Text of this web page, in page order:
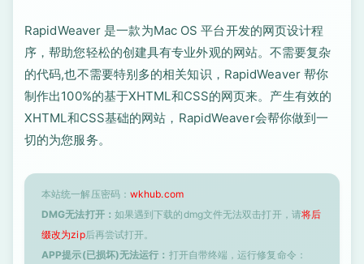
RapidWeaver 是一款为Mac OS 平台开发的网页设计程
序，帮助您轻松的创建具有专业外观的网站。不需要复杂
的代码,也不需要特别多的相关知识，RapidWeaver 帮你
制作出100%的基于XHTML和CSS的网页来。产生有效的
XHTML和CSS基础的网站，RapidWeaver会帮你做到一
切的为您服务。
本站统一解压密码： wkhub.com
DMG无法打开： 如果遇到下载的dmg文件无法双击打开，请将后
缀改为zip后再尝试打开。
APP提示(已损坏)无法运行： 打开自带终端，运行修复命令：